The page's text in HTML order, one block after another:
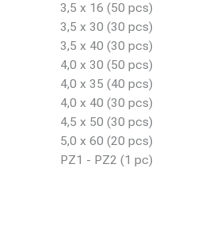
3,5 x 16 (50 pcs)
3,5 x 30 (30 pcs)
3,5 x 40 (30 pcs)
4,0 x 30 (50 pcs)
4,0 x 35 (40 pcs)
4,0 x 40 (30 pcs)
4,5 x 50 (30 pcs)
5,0 x 60 (20 pcs)
PZ1 - PZ2 (1 pc)